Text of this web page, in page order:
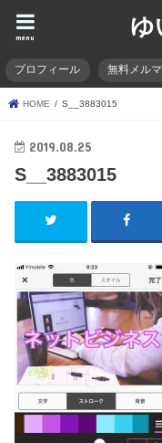
ゆ
menu
プロフィール 無料メル
HOME S__3883015
2019.08.25
S__3883015